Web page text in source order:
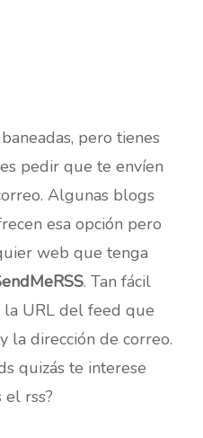
pero tienes
pedir que te envíen
Algunas blogs
esa opción pero
web que tenga
. Tan fácil
URL del feed que
la dirección de correo.
quizás te interese
el rss?